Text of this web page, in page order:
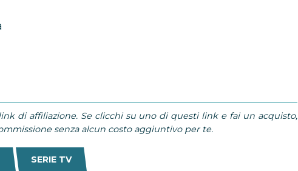
di affiliazione. Se clicchi su uno di questi link e fai un acquisto,
senza alcun costo aggiuntivo per te.
SERIE TV